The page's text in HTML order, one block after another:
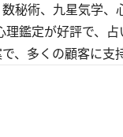
秘術、九星気学、
鑑定が好評で、
、多くの顧客に支